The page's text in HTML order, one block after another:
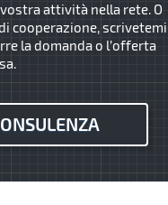
attività nella rete. O
cooperazione, scrivetemi
la domanda o l’offerta